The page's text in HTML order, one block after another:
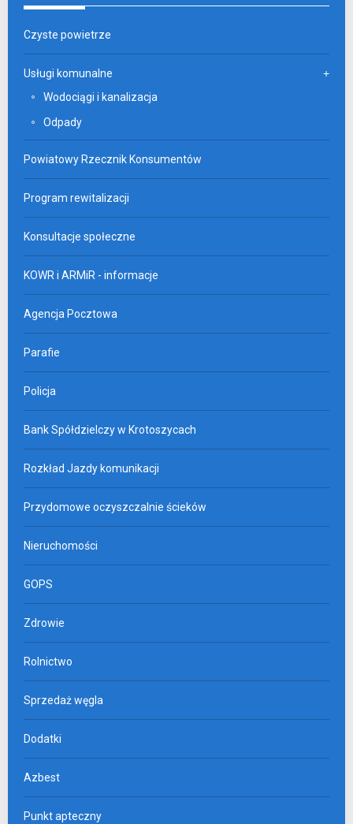
Czyste powietrze
Usługi komunalne
Wodociągi i kanalizacja
Odpady
Powiatowy Rzecznik Konsumentów
Program rewitalizacji
Konsultacje społeczne
KOWR i ARMiR - informacje
Agencja Pocztowa
Parafie
Policja
Bank Spółdzielczy w Krotoszycach
Rozkład Jazdy komunikacji
Przydomowe oczyszczalnie ścieków
Nieruchomości
GOPS
Zdrowie
Rolnictwo
Sprzedaż węgla
Dodatki
Azbest
Punkt apteczny